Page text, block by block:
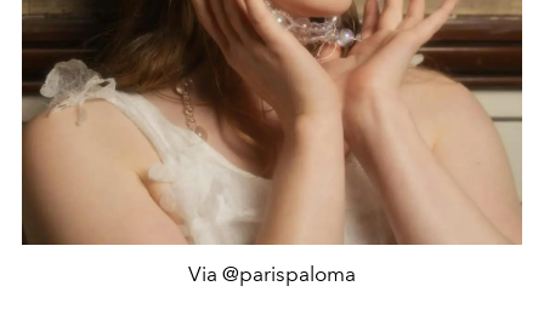
Via @parispaloma